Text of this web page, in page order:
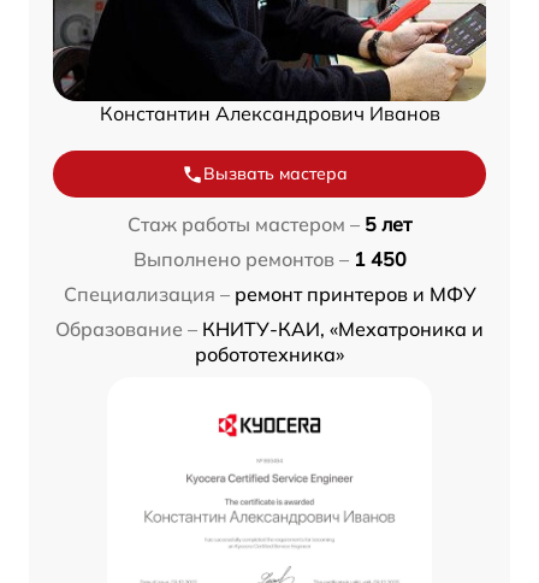
Константин Александрович Иванов
Вызвать мастера
Стаж работы мастером – 5 лет
Выполнено ремонтов – 1 450
Специализация – ремонт принтеров и МФУ
Образование – КНИТУ-КАИ, «Мехатроника и
робототехника»